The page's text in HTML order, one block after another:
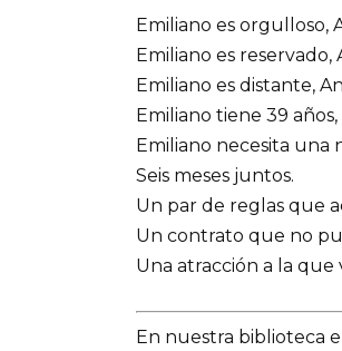
Emiliano es orgulloso,
Emiliano es
Emiliano es distante,
Emiliano tiene 39
Emiliano necesita una
Seis meses juntos.
Un par de reglas que
Un contrato que no
Una atracción a la que
En nuestra biblioteca